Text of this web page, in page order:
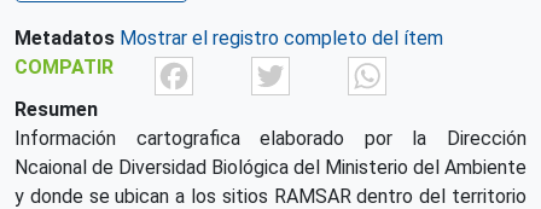
Metadatos Mostrar el registro completo del ítem
COMPATIR
FacebookTwitter
Resumen
Información cartografica elaborado por la Dirección
Ncaional de Diversidad Biológica del Ministerio del Ambiente
y donde se ubican a los sitios RAMSAR dentro del territorio